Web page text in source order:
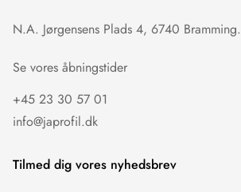
N.A. Jørgensens Plads 4, 6740 Bramming.
Se vores åbningstider
+45 23 30 57 01
info@japrofil.dk
Tilmed dig vores nyhedsbrev